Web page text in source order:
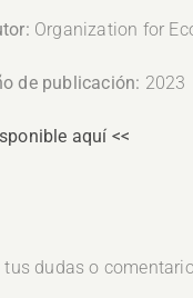
Organization for
de publicación: 2023
aquí <<
dudas o